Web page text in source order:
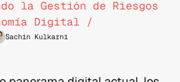
la Gestión de Riesgos
Digital /
Sachin Kulkarni